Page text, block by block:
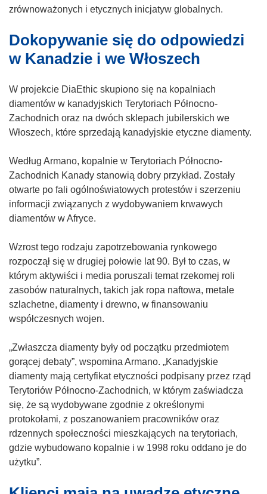
zrównoważonych i etycznych inicjatyw globalnych.
Dokopywanie się do odpowiedzi
w Kanadzie i we Włoszech
W projekcie DiaEthic skupiono się na kopalniach
diamentów w kanadyjskich Terytoriach Północno-
Zachodnich oraz na dwóch sklepach jubilerskich we
Włoszech, które sprzedają kanadyjskie etyczne diamenty.
Według Armano, kopalnie w Terytoriach Północno-
Zachodnich Kanady stanowią dobry przykład. Zostały
otwarte po fali ogólnoświatowych protestów i szerzeniu
informacji związanych z wydobywaniem krwawych
diamentów w Afryce.
Wzrost tego rodzaju zapotrzebowania rynkowego
rozpoczął się w drugiej połowie lat 90. Był to czas, w
którym aktywiści i media poruszali temat rzekomej roli
zasobów naturalnych, takich jak ropa naftowa, metale
szlachetne, diamenty i drewno, w finansowaniu
współczesnych wojen.
„Zwłaszcza diamenty były od początku przedmiotem
gorącej debaty”, wspomina Armano. „Kanadyjskie
diamenty mają certyfikat etyczności podpisany przez rząd
Terytoriów Północno-Zachodnich, w którym zaświadcza
się, że są wydobywane zgodnie z określonymi
protokołami, z poszanowaniem pracowników oraz
rdzennych społeczności mieszkających na terytoriach,
gdzie wybudowano kopalnie i w 1998 roku oddano je do
użytku”.